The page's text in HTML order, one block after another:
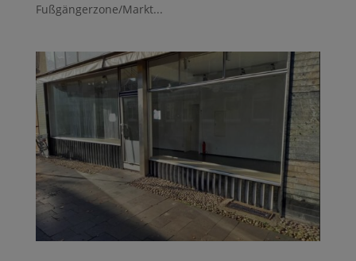
Fußgängerzone/Markt...